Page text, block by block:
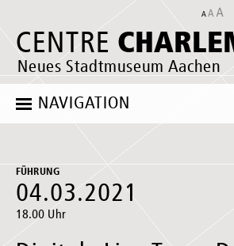
CENTRE
Neues Stadtmuseum Aachen
NAVIGATION
FÜHRUNG
04.03.2021
18.00 Uhr